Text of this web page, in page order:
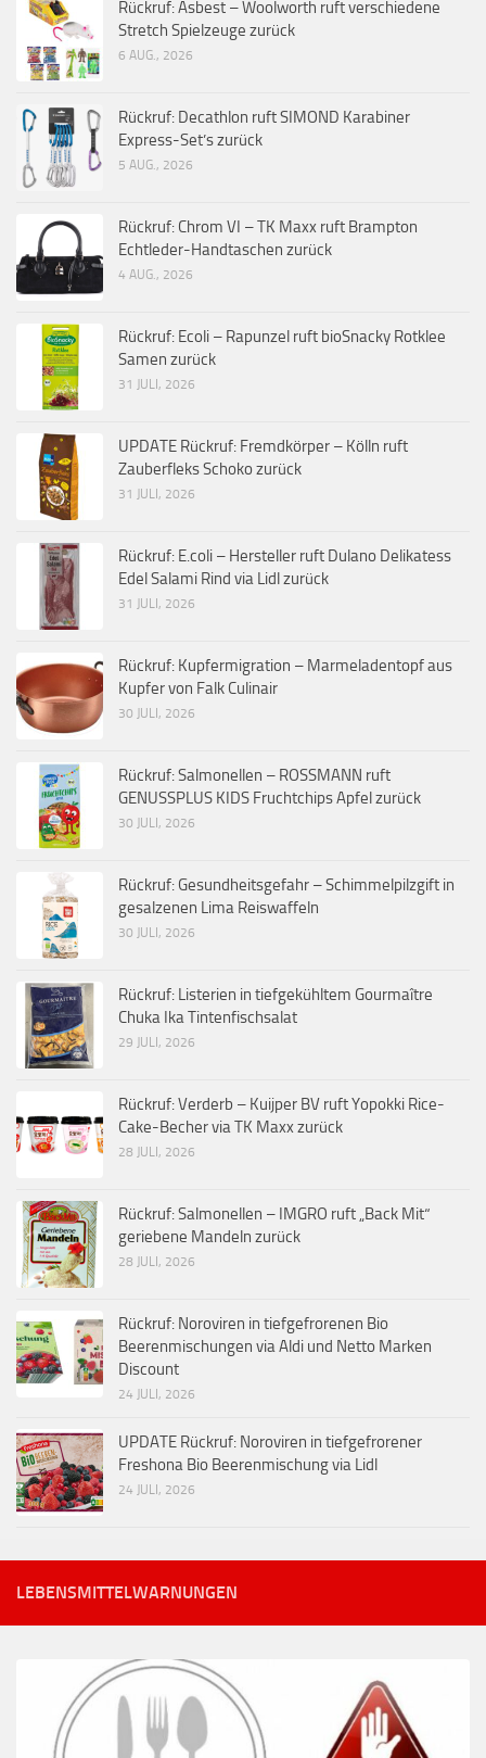
Rückruf: Asbest – Woolworth ruft verschiedene
Stretch Spielzeuge zurück
6 AUG., 2026
Rückruf: Decathlon ruft SIMOND Karabiner
Express-Set’s zurück
5 AUG., 2026
Rückruf: Chrom VI – TK Maxx ruft Brampton
Echtleder-Handtaschen zurück
4 AUG., 2026
Rückruf: Ecoli – Rapunzel ruft bioSnacky Rotklee
Samen zurück
31 JULI, 2026
UPDATE Rückruf: Fremdkörper – Kölln ruft
Zauberfleks Schoko zurück
31 JULI, 2026
Rückruf: E.coli – Hersteller ruft Dulano Delikatess
Edel Salami Rind via Lidl zurück
31 JULI, 2026
Rückruf: Kupfermigration – Marmeladentopf aus
Kupfer von Falk Culinair
30 JULI, 2026
Rückruf: Salmonellen – ROSSMANN ruft
GENUSSPLUS KIDS Fruchtchips Apfel zurück
30 JULI, 2026
Rückruf: Gesundheitsgefahr – Schimmelpilzgift in
gesalzenen Lima Reiswaffeln
30 JULI, 2026
Rückruf: Listerien in tiefgekühltem Gourmaître
Chuka Ika Tintenfischsalat
29 JULI, 2026
Rückruf: Verderb – Kuijper BV ruft Yopokki Rice-
Cake-Becher via TK Maxx zurück
28 JULI, 2026
Rückruf: Salmonellen – IMGRO ruft „Back Mit“
geriebene Mandeln zurück
28 JULI, 2026
Rückruf: Noroviren in tiefgefrorenen Bio
Beerenmischungen via Aldi und Netto Marken
Discount
24 JULI, 2026
UPDATE Rückruf: Noroviren in tiefgefrorener
Freshona Bio Beerenmischung via Lidl
24 JULI, 2026
LEBENSMITTELWARNUNGEN